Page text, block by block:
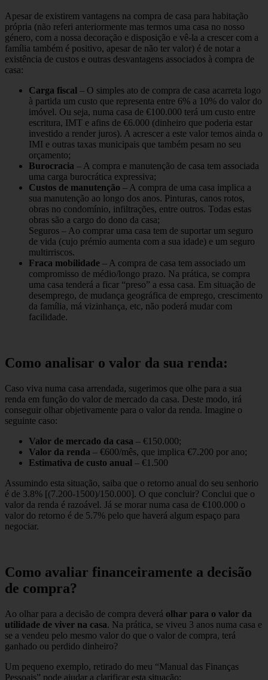
Apesar de existirem vantagens na compra de casa para habitação
própria (não referi anteriormente mas termos uma casa no nosso
género, com a nossa decoração e disposição e vê-la a crescer com a
família também é positivo, apesar de não ter valor) é de notar a
existência de custos e outras desvantagens associados à compra de
casa:
Carga fiscal – O simples ato de compra de casa acarreta logo
à partida um custo que representa entre 6% a 10% do valor do
imóvel. Ou seja, numa casa de €100.000 terá um custo entre
escritura, IMT e afins de €6.000 (dinheiro que poderia estar
investido a render juros). A acrescer a este valor temos ainda o
IMI e outras taxas municipais que também pesam no seu
orçamento;
Burocracia – A compra e manutenção de casa tem associada
uma carga burocrática expressiva;
Custos de manutenção – A compra de uma casa implica a
sua manutenção ao longo dos anos. Pinturas, canos rotos,
obras no condomínio, infiltrações, entre outros. Todas estas
obras são a cargo do dono da casa;
Seguros – Ao comprar uma casa tem de suportar um seguro
de vida (cujo prémio aumenta com a sua idade) e um seguro
multirriscos.
Fraca mobilidade – A compra de casa tem associado um
compromisso de médio/longo prazo. Na prática, se compra
uma casa tenderá a ficar “preso” a essa casa. Em situação de
desemprego, de mudança geográfica de emprego, crescimento
da família, má vizinhança, etc, não poderá mudar com
facilidade.
Como analisar o valor da sua renda:
Caso viva numa casa arrendada, sugerimos que olhe para a sua
renda em função do valor de mercado da casa. Deste modo, irá
conseguir olhar objetivamente para o valor da renda. Imagine o
seguinte caso:
Valor de mercado da casa – €150.000;
Valor da renda – €600/mês, que implica €7.200 por ano;
Estimativa de custo anual – €1.500
Assumindo esta situação, saiba que o retorno anual do seu senhorio
é de 3.8% [(7.200-1500)/150.000]. O que concluir? Conclui que o
valor da renda é razoável. Já se morar numa casa de €100.000 o
valor do retorno é de 5.7% pelo que haverá algum espaço para
negociar.
Como avaliar financeiramente a decisão
de compra?
Ao olhar para a decisão de compra deverá olhar para o valor da
utilidade de viver na casa. Na prática, se viveu 3 anos numa casa e
se a vendeu pelo mesmo valor do que o valor de compra, terá
ganhado ou perdido dinheiro?
Um pequeno exemplo, retirado do meu “Manual das Finanças
Pessoais” pode ajudar a clarificar esta situação: